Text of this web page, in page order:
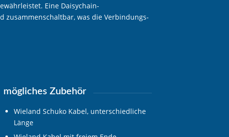
Eine Daisychain-
zusammenschaltbar, was die Verbindungs-
mögliches Zubehör
Wieland Schuko Kabel, unterschiedliche
Länge